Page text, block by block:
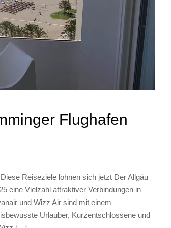
Flughafen
Reiseziele lohnen sich jetzt Der Allgäu
eine Vielzahl attraktiver Verbindungen in
und Wizz Air sind mit einem
Urlauber, Kurzentschlossene und